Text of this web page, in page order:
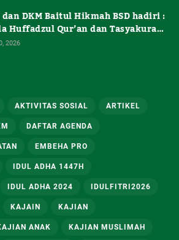
dan DKM Baitul Hikmah BSD hadiri :
Huffadzul Qur’an dan Tasyakuran
Akhir Pesantren Makaz
2026
AKTIVITAS SOSIAL ARTIKEL
DAFTAR AGENDA
EMBEHA PRO
IDUL ADHA 1447H
IDUL ADHA 2024 IDULFITRI2026
KAJAIN KAJIAN
ANAK KAJIAN MUSLIMAH